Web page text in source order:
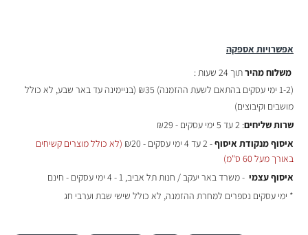
אפשרויות אספקה
משלוח מהירתוך 24 שעות :
(1-2 ימי עסקים בהתאם לשעת ההזמנה)
₪35 (בניימינה עד באר שבע, לא כולל
מושבים וקיבוצים)
שרות שליחים: 2 עד 5 ימי עסקים - ₪29
איסוף מנקודת איסוף- 2 עד 4 ימי עסקים - ₪20
(לא כולל מוצרים קשיחים
באורך מעל 60 ס"מ)
איסוף עצמי - משרד באר יעקב / חנות תל אביב, 1 - 4 ימי עסקים - חינם
* ימי עסקים נספרים למחרת ההזמנה, לא כולל שישי שבת וערבי חג